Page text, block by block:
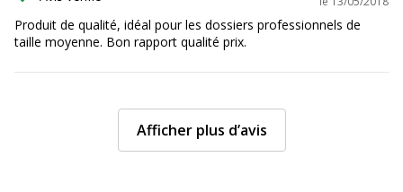
Produit de qualité, idéal pour les dossiers professionnels de
taille moyenne. Bon rapport qualité prix.
Afficher plus d’avis